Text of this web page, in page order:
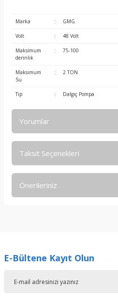
Marka : GMG
Volt : 48 Volt
Maksimum
derinlik
: 75-100
Maksimum
Su
: 2 TON
Tip : Dalgıç Pompa
Yorumlar
Taksit Seçenekleri
Önerileriniz
Ürün resmi kalitesiz, bozuk veya
E-Bültene Kayıt Olun